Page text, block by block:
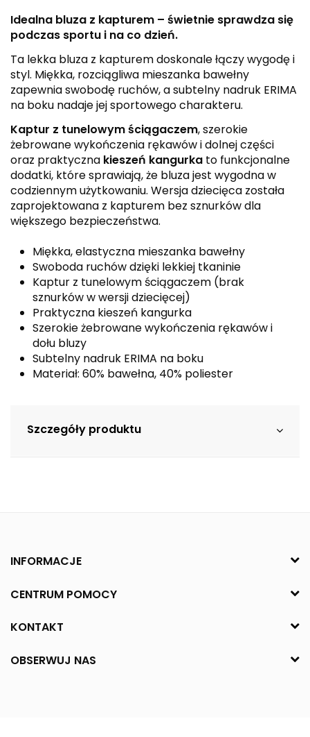
Idealna bluza z kapturem – świetnie sprawdza się
podczas sportu i na co dzień.
Ta lekka bluza z kapturem doskonale łączy wygodę i
styl. Miękka, rozciągliwa mieszanka bawełny
zapewnia swobodę ruchów, a subtelny nadruk ERIMA
na boku nadaje jej sportowego charakteru.
Kaptur z tunelowym ściągaczem, szerokie
żebrowane wykończenia rękawów i dolnej części
oraz praktyczna kieszeń kangurka to funkcjonalne
dodatki, które sprawiają, że bluza jest wygodna w
codziennym użytkowaniu. Wersja dziecięca została
zaprojektowana z kapturem bez sznurków dla
większego bezpieczeństwa.
Miękka, elastyczna mieszanka bawełny
Swoboda ruchów dzięki lekkiej tkaninie
Kaptur z tunelowym ściągaczem (brak
sznurków w wersji dziecięcej)
Praktyczna kieszeń kangurka
Szerokie żebrowane wykończenia rękawów i
dołu bluzy
Subtelny nadruk ERIMA na boku
Materiał: 60% bawełna, 40% poliester
Szczegóły produktu
INFORMACJE
CENTRUM POMOCY
KONTAKT
OBSERWUJ NAS